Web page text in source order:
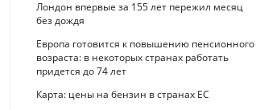
Лондон впервые за 155 лет пережил месяц
без дождя
Европа готовится к повышению пенсионного
возраста: в некоторых странах работать
придется до 74 лет
Карта: цены на бензин в странах ЕС